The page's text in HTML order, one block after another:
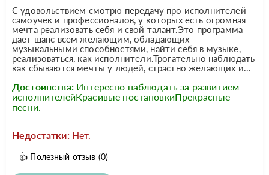
С удовольствием смотрю передачу про исполнителей -
самоучек и профессионалов, у которых есть огромная
мечта реализовать себя и свой талант.Это программа
дает шанс всем желающим, обладающих
музыкальными способностями, найти себя в музыке,
реализоваться, как исполнители.Трогательно наблюдать
как сбываются мечты у людей, страстно желающих и...
Достоинства: Интересно наблюдать за развитием
исполнителейКрасивые постановкиПрекрасные
песни.
Недостатки: Нет.
👍 Полезный отзыв (0)